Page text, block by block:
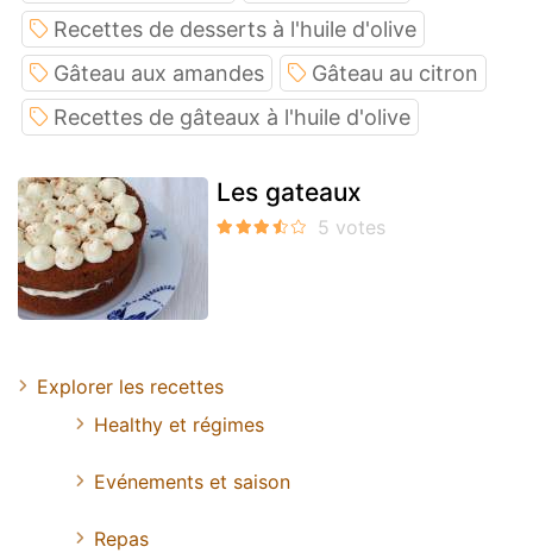
Recettes de desserts à l'huile d'olive
Gâteau aux amandes
Gâteau au citron
Recettes de gâteaux à l'huile d'olive
Les gateaux
Explorer les recettes
Healthy et régimes
Evénements et saison
Repas